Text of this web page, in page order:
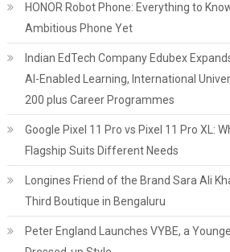
HONOR Robot Phone: Everything to
Ambitious Phone Yet
Indian EdTech Company Edubex
AI-Enabled Learning, International
200 plus Career Programmes
Google Pixel 11 Pro vs Pixel 11 Pro XL:
Flagship Suits Different Needs
Longines Friend of the Brand Sara Ali
Third Boutique in Bengaluru
Peter England Launches VYBE, a